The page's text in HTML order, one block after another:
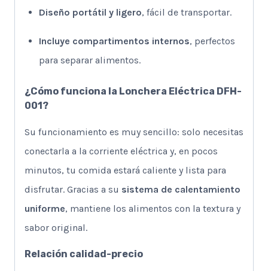
Diseño portátil y ligero, fácil de transportar.
Incluye compartimentos internos, perfectos
para separar alimentos.
¿Cómo funciona la Lonchera Eléctrica DFH-
001?
Su funcionamiento es muy sencillo: solo necesitas
conectarla a la corriente eléctrica y, en pocos
minutos, tu comida estará caliente y lista para
disfrutar. Gracias a su sistema de calentamiento
uniforme, mantiene los alimentos con la textura y
sabor original.
Relación calidad-precio